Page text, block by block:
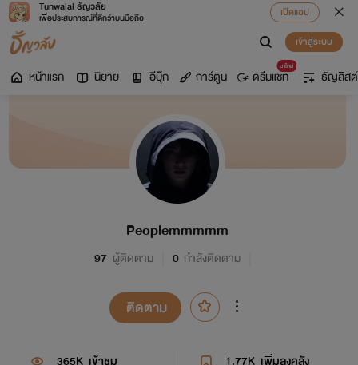
Tunwalai ธัญวลัย
เพื่อประสบการณ์ที่ดีกว่าบนมือถือ
เปิดแอป
เข้าสู่ระบบ
หน้าแรก นิยาย อีบุ๊ก การ์ตูน
มาใหม่
ดรีมแชท ธัญลิสต์
Peoplemmmmm
97 ผู้ติดตาม 0 กำลังติดตาม
ติดตาม